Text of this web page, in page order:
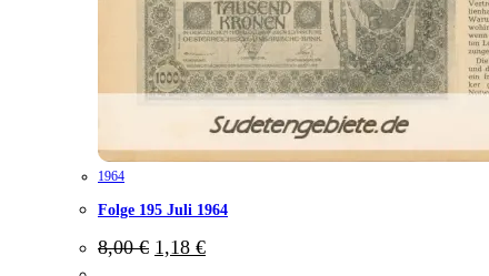
1964
Folge 195 Juli 1964
8,00€ Ursprünglicher
Preis
1,18 €Aktueller
Preis